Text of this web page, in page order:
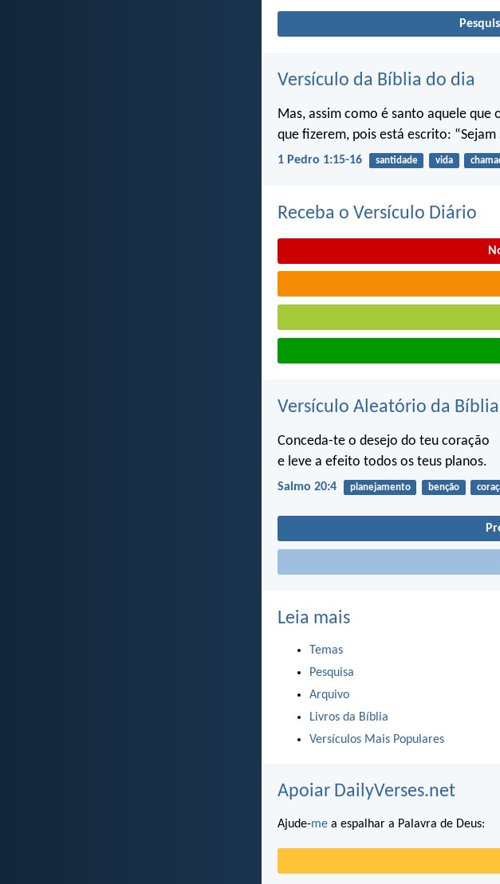
Versículo da Bíblia do dia
Mas, assim como é santo aquele que
que fizerem, pois está escrito:
1 Pedro 1:15-16 santidade vida
Receba o Versículo Diário
Versículo Aleatório da Bíblia
Conceda-te o desejo do teu coração
e leve a efeito todos os teus planos.
Salmo 20:4 planejamento benção
Leia mais
Temas
Pesquisa
Arquivo
Livros da Bíblia
Versículos Mais Populares
Apoiar DailyVerses.net
Ajude-me a espalhar a Palavra de Deus: